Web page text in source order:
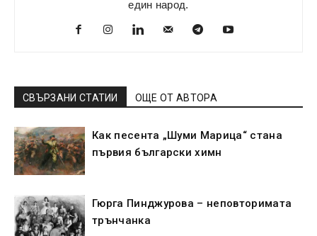
един народ.
СВЪРЗАНИ СТАТИИ ОЩЕ ОТ АВТОРА
Как песента „Шуми Марица“ стана
първия български химн
Гюрга Пинджурова – неповторимата
трънчанка